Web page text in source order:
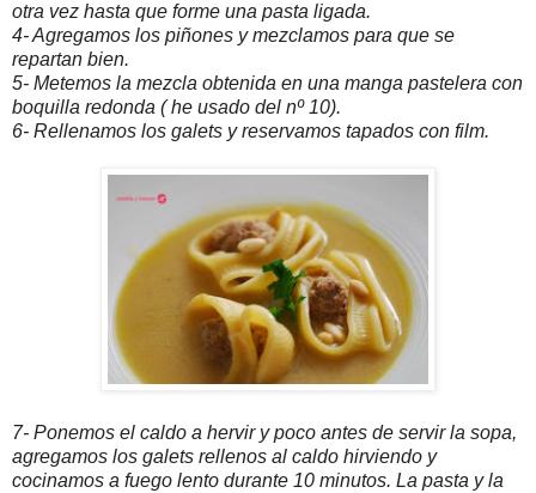
otra vez hasta que forme una pasta ligada.
4- Agregamos los piñones y mezclamos para que se
repartan bien.
5- Metemos la mezcla obtenida en una manga pastelera con
boquilla redonda ( he usado del nº 10).
6- Rellenamos los galets y reservamos tapados con film.
7- Ponemos el caldo a hervir y poco antes de servir la sopa,
agregamos los galets rellenos al caldo hirviendo y
cocinamos a fuego lento durante 10 minutos. La pasta y la